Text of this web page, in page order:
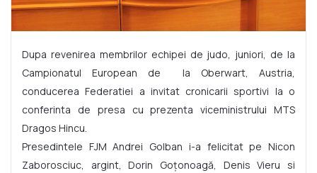
Dupa revenirea membrilor echipei de judo, juniori, de la
Campionatul European de la Oberwart, Austria,
conducerea Federatiei a invitat cronicarii sportivi la o
conferinta de presa cu prezenta viceministrului MTS
Dragos Hincu.
Presedintele FJM Andrei Golban i-a felicitat pe Nicon
Zaborosciuc, argint, Dorin Goțonoagă, Denis Vieru si